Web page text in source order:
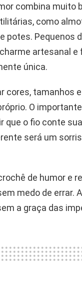
combina muito
como
potes. Pequenos
artesanal e
única.
cores, tamanhos
O
que o fio conte
será um
de humor e
medo de errar.
a graça das